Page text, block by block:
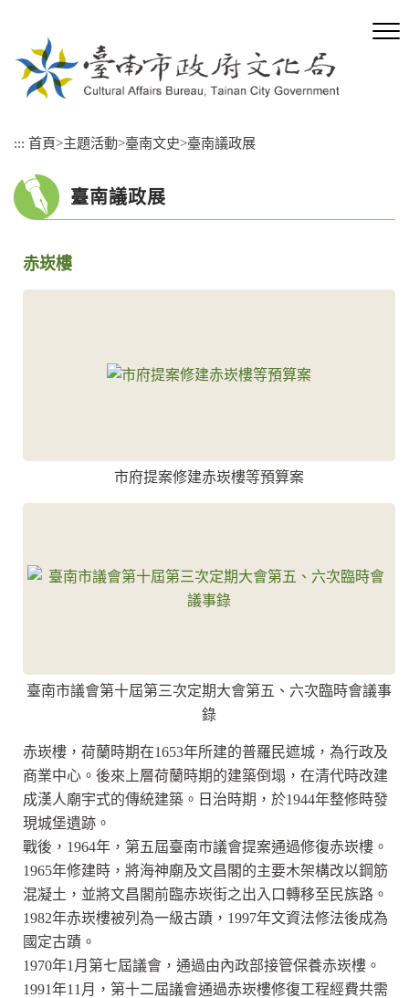
::: 首頁>主題活動>臺南文史>臺南議政展
臺南議政展
赤崁樓
市府提案修建赤崁樓等預算案
臺南市議會第十屆第三次定期大會第五、六次臨時會議事
錄
赤崁樓，荷蘭時期在1653年所建的普羅民遮城，為行政及
商業中心。後來上層荷蘭時期的建築倒塌，在清代時改建
成漢人廟宇式的傳統建築。日治時期，於1944年整修時發
現城堡遺跡。
戰後，1964年，第五屆臺南市議會提案通過修復赤崁樓。
1965年修建時，將海神廟及文昌閣的主要木架構改以鋼筋
混凝土，並將文昌閣前臨赤崁街之出入口轉移至民族路。
1982年赤崁樓被列為一級古蹟，1997年文資法修法後成為
國定古蹟。
1970年1月第七屆議會，通過由內政部接管保養赤崁樓。
1991年11月，第十二屆議會通過赤崁樓修復工程經費共需